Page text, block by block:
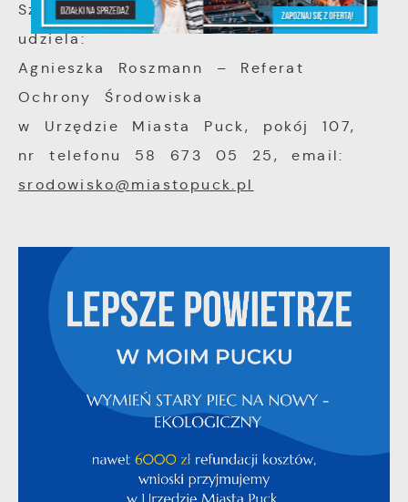
Szczegółowych informacji w sprawie
udziela:
Agnieszka Roszmann – Referat
Ochrony Środowiska
w Urzędzie Miasta Puck, pokój 107,
nr telefonu 58 673 05 25, email:
srodowisko@miastopuck.pl